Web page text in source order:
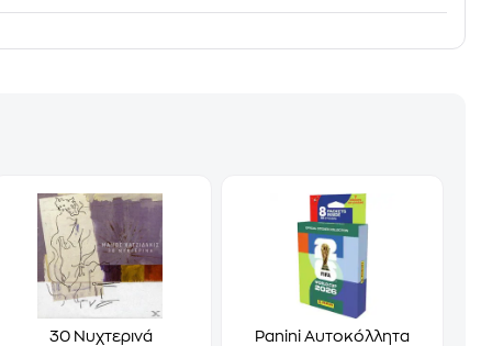
30 Νυχτερινά
Panini Αυτοκόλλητα